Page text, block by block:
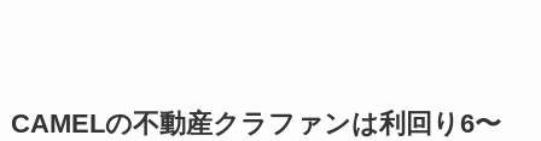
CAMELの不動産クラファンは利回り6〜